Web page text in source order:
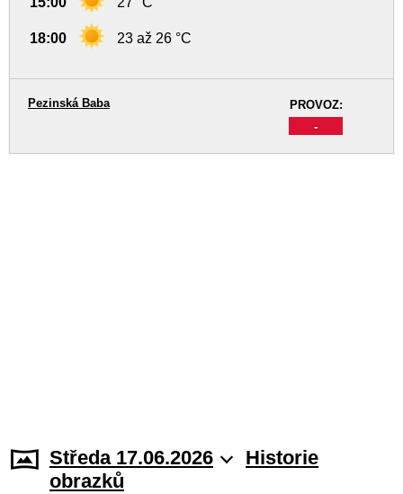
18:00 23 až 26 °C
PROVOZ:
-
Pezinská Baba
Středa 17.06.2026
Historie
obrazků